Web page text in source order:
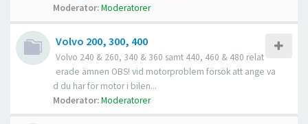
Moderator:Moderatorer
Volvo 200, 300, 400
Volvo 240 & 260, 340 & 360 samt 440, 460 & 480 relat
erade ämnen OBS! vid motorproblem försök att ange va
d du har för motor i bilen...
Moderator:Moderatorer